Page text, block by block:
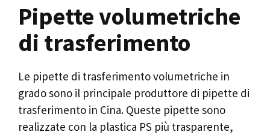
Pipette volumetriche
di trasferimento
Le pipette di trasferimento volumetriche in
grado sono il principale produttore di pipette di
trasferimento in Cina. Queste pipette sono
realizzate con la plastica PS più trasparente,